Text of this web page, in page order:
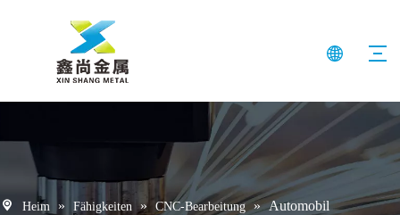
Heim » Fähigkeiten » CNC-Bearbeitung » Automobil